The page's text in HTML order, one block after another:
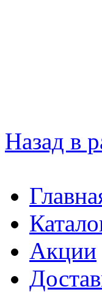
Назад в
Акции